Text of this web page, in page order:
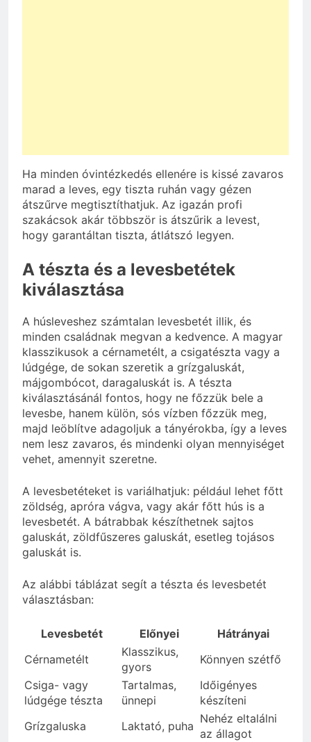
Ha minden óvintézkedés ellenére is kissé zavaros
marad a leves, egy tiszta ruhán vagy gézen
átszűrve megtisztíthatjuk. Az igazán profi
szakácsok akár többször is átszűrik a levest,
hogy garantáltan tiszta, átlátszó legyen.
A tészta és a levesbetétek
kiválasztása
A húsleveshez számtalan levesbetét illik, és
minden családnak megvan a kedvence. A magyar
klasszikusok a cérnametélt, a csigatészta vagy a
lúdgége, de sokan szeretik a grízgaluskát,
májgombócot, daragaluskát is. A tészta
kiválasztásánál fontos, hogy ne főzzük bele a
levesbe, hanem külön, sós vízben főzzük meg,
majd leöblítve adagoljuk a tányérokba, így a leves
nem lesz zavaros, és mindenki olyan mennyiséget
vehet, amennyit szeretne.
A levesbetéteket is variálhatjuk: például lehet főtt
zöldség, apróra vágva, vagy akár főtt hús is a
levesbetét. A bátrabbak készíthetnek sajtos
galuskát, zöldfűszeres galuskát, esetleg tojásos
galuskát is.
Az alábbi táblázat segít a tészta és levesbetét
választásban:
Levesbetét Előnyei
Hátrányai
Cérnametélt
Klasszikus,
gyors
Könnyen szétfő
Csiga- vagy
lúdgége tészta
Tartalmas,
ünnepi
Időigényes
készíteni
Grízgaluska
Laktató, puha
Nehéz eltalálni
az állagot